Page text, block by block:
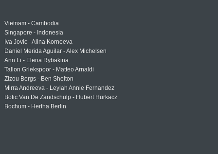
Vietnam - Cambodia
Singapore - Indonesia
Iva Jovic - Alina Korneeva
Daniel Merida Aguilar - Alex Michelsen
Ann Li - Elena Rybakina
Tallon Griekspoor - Matteo Arnaldi
Zizou Bergs - Ben Shelton
Mirra Andreeva - Leylah Annie Fernandez
Botic Van De Zandschulp - Hubert Hurkacz
Bochum - Hertha Berlin